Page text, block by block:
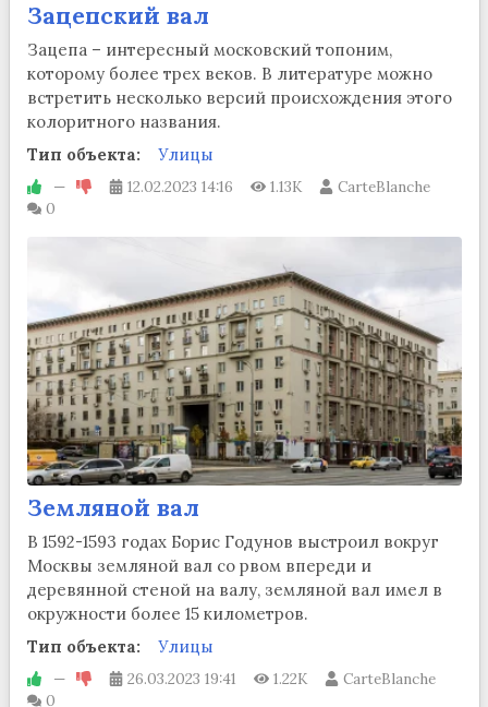
Зацепский вал
Зацепа – интересный московский топоним,
которому более трех веков. В литературе можно
встретить несколько версий происхождения этого
колоритного названия.
Тип объекта:
Улицы
— 12.02.2023 14:16 1.13K
CarteBlanche
0
Земляной вал
В 1592-1593 годах Борис Годунов выстроил вокруг
Москвы земляной вал со рвом впереди и
деревянной стеной на валу, земляной вал имел в
окружности более 15 километров.
Тип объекта:
Улицы
— 26.03.2023 19:41 1.22K
CarteBlanche
0